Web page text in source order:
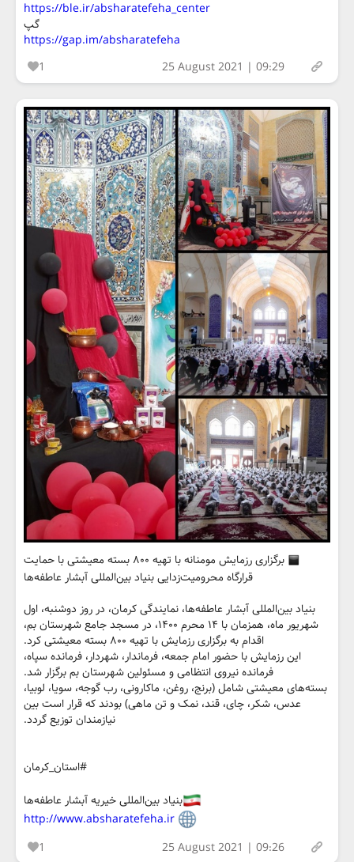
https://ble.ir/absharatefeha_center
گپ
https://gap.im/absharatefeha
1
25 August 2021 | 09:29
برگزاری رزمایش مومنانه با تهیه ۸۰۰ بسته معیشتی با حمایت
قرارگاه محرومیت‌زدایی بنیاد بین‌المللی آبشار عاطفه‌ها
بنیاد بین‌المللی آبشار عاطفه‌ها، نمایندگی کرمان، در روز دوشنبه، اول
شهریور ماه، همزمان با ۱۴ محرم ۱۴۰۰، در مسجد جامع شهرستان بم،
اقدام به برگزاری رزمایش با تهیه ۸۰۰ بسته معیشتی کرد.
این رزمایش با حضور امام جمعه، فرماندار، شهردار، فرمانده سپاه،
فرمانده نیروی انتظامی و مسئولین شهرستان بم برگزار شد.
بسته‌های معیشتی شامل (برنج، روغن، ماکارونی، رب گوجه، سویا، لوبیا،
عدس، شکر، چای، قند، نمک و تن ماهی) بودند که قرار است بین
نیازمندان توزیع گردد.
#استان_کرمان
بنیاد بین‌المللی خیریه آبشار عاطفه‌ها
http://www.absharatefeha.ir
1
25 August 2021 | 09:26